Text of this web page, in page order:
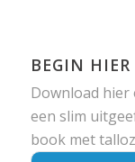
BEGIN
Download hier
een slim
book met